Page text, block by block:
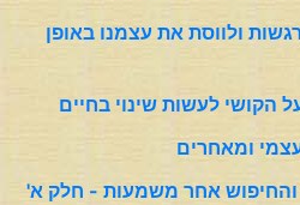
ולווסת את עצמנו באופן
הקושי לעשות שינוי בחיים
ומאחרים
והחיפוש אחר משמעות - חלק א'